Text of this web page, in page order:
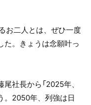
お二人とは、ぜひ一度
た。きょうは念願叶っ
社長から「2025年、
。2050年、列強は日